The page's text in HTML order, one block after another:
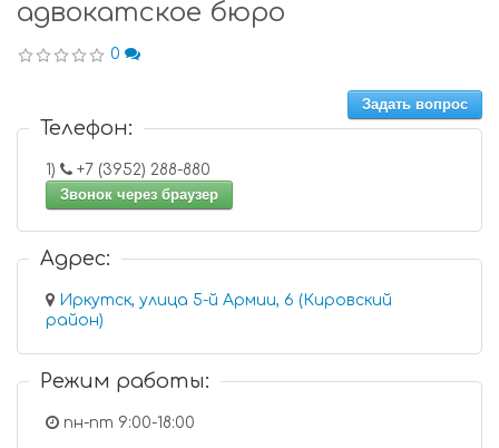
адвокатское бюро
0
Задать вопрос
Телефон:
1)
+7 (3952) 288-880
Звонок через браузер
Адрес:
Иркутск, улица 5-й Армии, 6 (Кировский
район)
Режим работы:
пн-пт 9:00-18:00